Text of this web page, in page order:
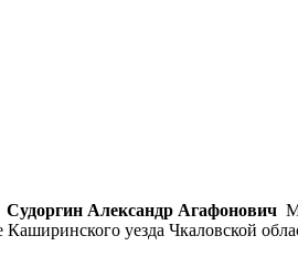
Судоргин Александр Агафонович
уезда Чкаловской